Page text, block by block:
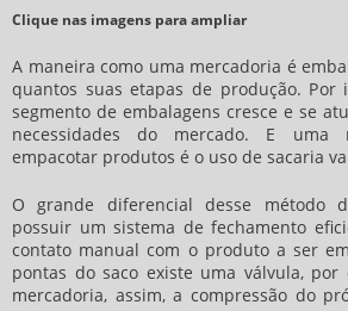
Clique nas imagens para ampliar
A maneira como uma mercadoria é
quantos suas etapas de produção. Por
segmento de embalagens cresce e se
necessidades do mercado. E uma
empacotar produtos é o uso de sacaria
O grande diferencial desse método
possuir um sistema de fechamento
contato manual com o produto a ser
pontas do saco existe uma válvula,
mercadoria, assim, a compressão do